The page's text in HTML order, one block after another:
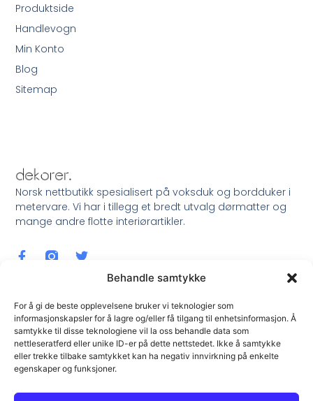
Behandle samtykke
For å gi de beste opplevelsene bruker vi teknologier som
informasjonskapsler for å lagre og/eller få tilgang til enhetsinformasjon. Å
samtykke til disse teknologiene vil la oss behandle data som
nettleseratferd eller unike ID-er på dette nettstedet. Ikke å samtykke
eller trekke tilbake samtykket kan ha negativ innvirkning på enkelte
egenskaper og funksjoner.
Norsk nettbutikk spesialisert på voksduk og bordduker i
metervare. Vi har i tillegg et bredt utvalg dørmatter og
mange andre flotte interiørartikler.
Produktside
Handlevogn
Min Konto
Blog
Sitemap
Meld Deg På Nyhetsbrev !